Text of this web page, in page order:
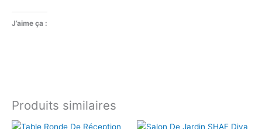
J’aime ça :
Produits similaires
Le
Le
Le
Le